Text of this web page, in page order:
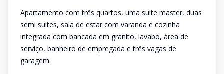
Apartamento com três quartos, uma suite master, duas
semi suites, sala de estar com varanda e cozinha
integrada com bancada em granito, lavabo, área de
serviço, banheiro de empregada e três vagas de
garagem.